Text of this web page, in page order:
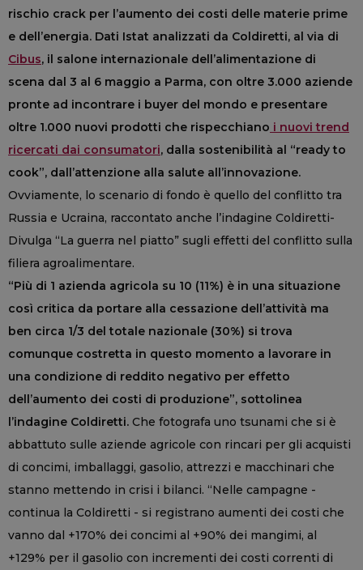
rischio crack per l’aumento dei costi delle materie prime
e dell’energia. Dati Istat analizzati da Coldiretti, al via di
Cibus, il salone internazionale dell’alimentazione di
scena dal 3 al 6 maggio a Parma, con oltre 3.000 aziende
pronte ad incontrare i buyer del mondo e presentare
oltre 1.000 nuovi prodotti che rispecchiano i nuovi trend
ricercati dai consumatori, dalla sostenibilità al “ready to
cook”, dall’attenzione alla salute all’innovazione.
Ovviamente, lo scenario di fondo è quello del conflitto tra
Russia e Ucraina, raccontato anche l’indagine Coldiretti-
Divulga “La guerra nel piatto” sugli effetti del conflitto sulla
filiera agroalimentare.
“Più di 1 azienda agricola su 10 (11%) è in una situazione
così critica da portare alla cessazione dell’attività ma
ben circa 1/3 del totale nazionale (30%) si trova
comunque costretta in questo momento a lavorare in
una condizione di reddito negativo per effetto
dell’aumento dei costi di produzione”, sottolinea
l’indagine Coldiretti. Che fotografa uno tsunami che si è
abbattuto sulle aziende agricole con rincari per gli acquisti
di concimi, imballaggi, gasolio, attrezzi e macchinari che
stanno mettendo in crisi i bilanci. “Nelle campagne -
continua la Coldiretti - si registrano aumenti dei costi che
vanno dal +170% dei concimi al +90% dei mangimi, al
+129% per il gasolio con incrementi dei costi correnti di